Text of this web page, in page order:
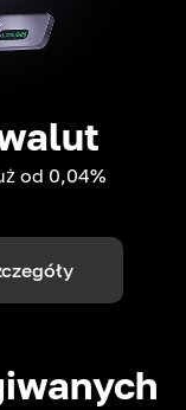
od 0,04%